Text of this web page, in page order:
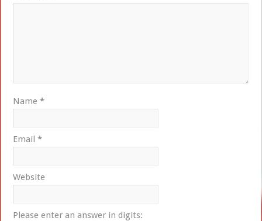
Name*
Email*
Website
Please enter an answer in digits: